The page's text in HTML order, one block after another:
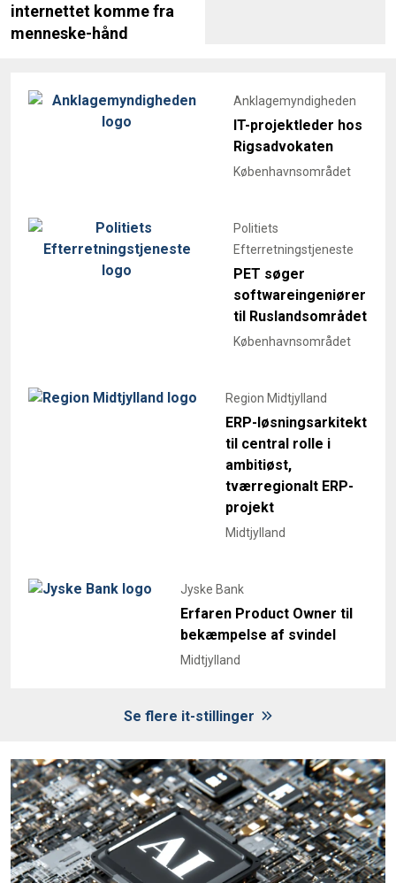
internettet komme fra
menneske-hånd
Anklagemyndigheden
IT-projektleder hos
Rigsadvokaten
Københavnsområdet
Politiets
Efterretningstjeneste
PET søger
softwareingeniører
til Ruslandsområdet
Københavnsområdet
Region Midtjylland
ERP-løsningsarkitekt
til central rolle i
ambitiøst,
tværregionalt ERP-
projekt
Midtjylland
Jyske Bank
Erfaren Product Owner til
bekæmpelse af svindel
Midtjylland
Se flere it-stillinger